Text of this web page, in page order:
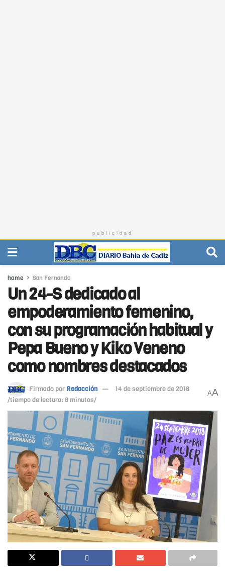
publicidad
home San Fernando
Un 24-S dedicado al
empoderamiento femenino,
con su programación habitual y
Pepa Bueno y Kiko Veneno
como nombres destacados
Firmado por Redacción
14 de septiembre de 2018
/tiempo de lectura: 8 minutos/
AA